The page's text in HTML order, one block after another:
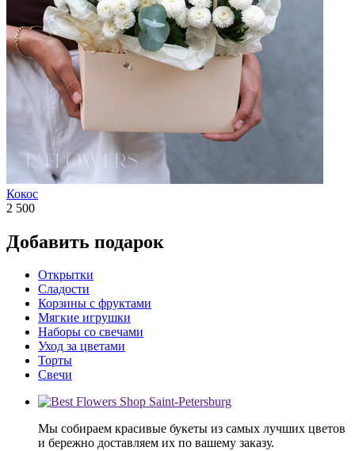
Кокос
2 500
Добавить подарок
Открытки
Сладости
Корзины с фруктами
Мягкие игрушки
Наборы со свечами
Уход за цветами
Торты
Свечи
Мы собираем красивые букеты из самых лучших цветов
и бережно доставляем их по вашему заказу.